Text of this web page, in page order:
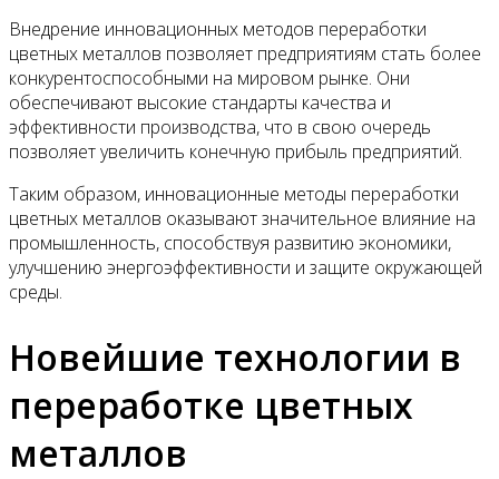
Внедрение инновационных методов переработки
цветных металлов позволяет предприятиям стать более
конкурентоспособными на мировом рынке. Они
обеспечивают высокие стандарты качества и
эффективности производства, что в свою очередь
позволяет увеличить конечную прибыль предприятий.
Таким образом, инновационные методы переработки
цветных металлов оказывают значительное влияние на
промышленность, способствуя развитию экономики,
улучшению энергоэффективности и защите окружающей
среды.
Новейшие технологии в
переработке цветных
металлов